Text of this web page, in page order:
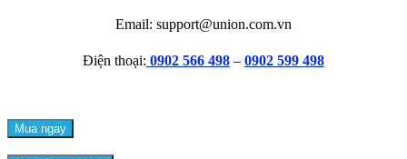
Email: support@union.com.vn
Điện thoại: 0902 566 498 – 0902 599 498
Mua ngay